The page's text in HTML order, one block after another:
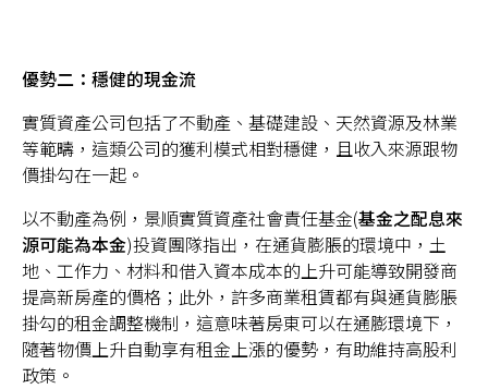
優勢二：穩健的現金流
實質資產公司包括了不動產、基礎建設、天然資源及林業
等範疇，這類公司的獲利模式相對穩健，且收入來源跟物
價掛勾在一起。
以不動產為例，景順實質資產社會責任基金(基金之配息來
源可能為本金)投資團隊指出，在通貨膨脹的環境中，土
地、工作力、材料和借入資本成本的上升可能導致開發商
提高新房產的價格；此外，許多商業租賃都有與通貨膨脹
掛勾的租金調整機制，這意味著房東可以在通膨環境下，
隨著物價上升自動享有租金上漲的優勢，有助維持高股利
政策。